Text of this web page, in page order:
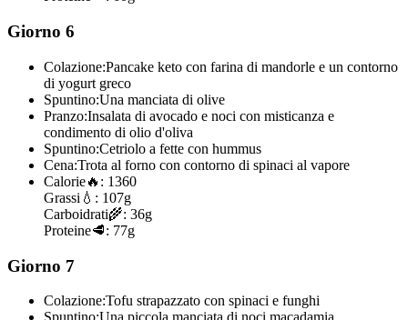
Giorno 6
Colazione:Pancake keto con farina di mandorle e un contorno
di yogurt greco
Spuntino:Una manciata di olive
Pranzo:Insalata di avocado e noci con misticanza e
condimento di olio d'oliva
Spuntino:Cetriolo a fette con hummus
Cena:Trota al forno con contorno di spinaci al vapore
Calorie🔥: 1360
Grassi 💧: 107g
Carboidrati🌾: 36g
Proteine🥩: 77g
Giorno 7
Colazione:Tofu strapazzato con spinaci e funghi